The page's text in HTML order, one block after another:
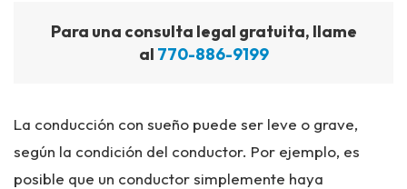
Para una consulta legal gratuita, llame
al 770-886-9199
La conducción con sueño puede ser leve o grave,
según la condición del conductor. Por ejemplo, es
posible que un conductor simplemente haya